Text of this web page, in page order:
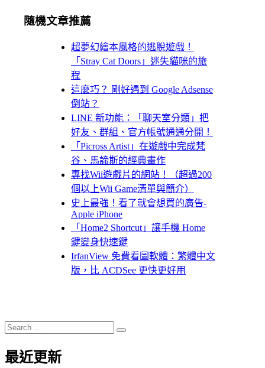
隨機文章推薦
超夢幻繪本風格的逃脫遊戲！
「Stray Cat Doors」迷失貓咪的旅
程
這麼巧？ 剛好遇到 Google Adsense
倒站？
LINE 新功能：「聊天室分類」把
好友、群組、官方帳號通通分開！
「Picross Artist」在遊戲中完成梵
谷、馬諦斯的經典畫作
專找Wii遊戲片的網站！（超過200
個以上Wii Game清單與簡介）
史上最強！看了就會想買的廣告-
Apple iPhone
「Home2 Shortcut」讓手機 Home
鍵變身快速鍵
IrfanView 免費看圖軟體：繁體中文
版，比 ACDSee 更快更好用
Search
for:
Search
最近更新